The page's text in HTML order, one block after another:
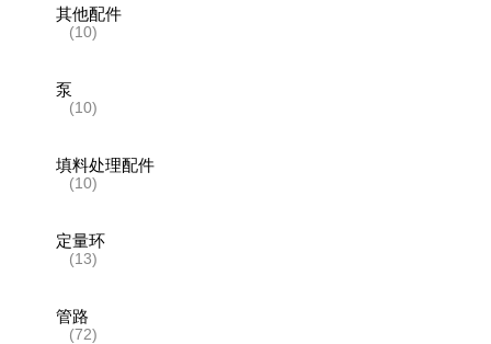
其他配件
(10)
泵
(10)
填料处理配件
(10)
定量环
(13)
管路
(72)